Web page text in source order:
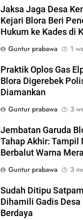
Jaksa Jaga Desa
Kejari Blora Beri
Hukum ke Kades di
Guntur prabawa
1
Praktik Oplos Gas
Blora Digerebek
Diamankan
Guntur prabawa
3
Jembatan Garuda
Tahap Akhir: Tampil
Berbalut Warna
Guntur prabawa
3
Sudah Ditipu
Dihamili Gadis Desa
Berdaya
Proyek Pasar
Molor, Kontraktor
Rp 30 Juta per
EKONOMI
Polres Blora
Subsidi di
KRIMINAL
Gerebek Oplosan
Kunduran Blora,
Disita tapi Belum
HR-V PELAT